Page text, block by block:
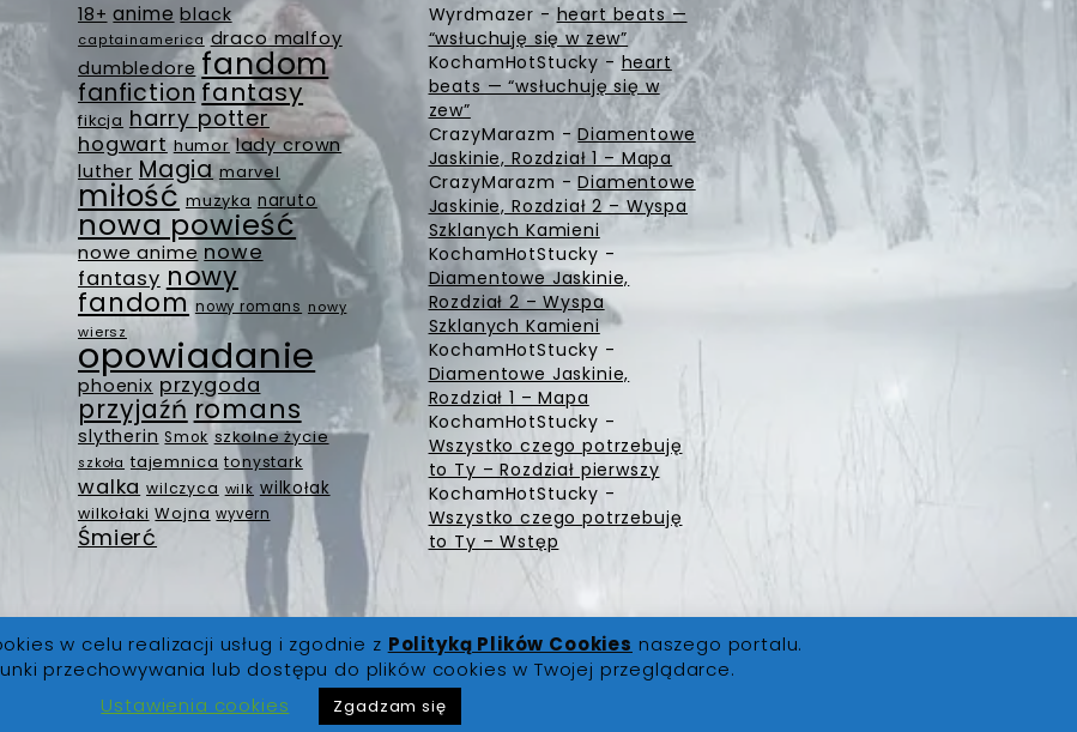
18+ anime black
captainamerica draco malfoy
dumbledore fandom
fanfiction fantasy
fikcja harry potter
hogwart humor lady crown
luther Magia marvel
miłość muzyka naruto
nowa powieść
nowe anime nowe
fantasy nowy
fandom nowy romans nowy
wiersz
opowiadanie
phoenix przygoda
przyjaźń romans
slytherin Smok szkolne życie
szkoła tajemnica tonystark
walka wilczyca wilk wilkołak
wilkołaki Wojna wyvern
Śmierć
Wyrdmazer -heart beats —
“wsłuchuję się w zew”
KochamHotStucky - heart
beats — “wsłuchuję się w
zew”
CrazyMarazm -Diamentowe
Jaskinie, Rozdział 1 – Mapa
CrazyMarazm -Diamentowe
Jaskinie, Rozdział 2 – Wyspa
Szklanych Kamieni
KochamHotStucky -
Diamentowe Jaskinie,
Rozdział 2 – Wyspa
Szklanych Kamieni
KochamHotStucky -
Diamentowe Jaskinie,
Rozdział 1 – Mapa
KochamHotStucky -
Wszystko czego potrzebuję
to Ty – Rozdział pierwszy
KochamHotStucky -
Wszystko czego potrzebuję
to Ty – Wstęp
prawa zastrzeżone |O Nas|Regulamin|Polityka Prywatności
w celu realizacji usług i zgodnie z Polityką Plików Cookies naszego portalu.
przechowywania lub dostępu do plików cookies w Twojej przeglądarce.
Ustawienia cookies
Zgadzam się